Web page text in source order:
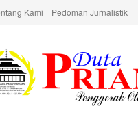
Kami Pedoman Jurnalistik